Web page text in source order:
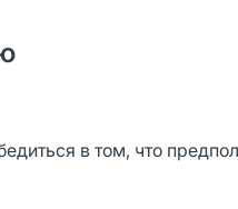
в том, что